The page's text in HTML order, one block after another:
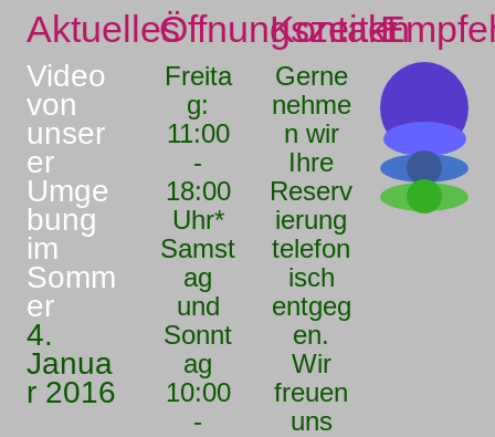
Aktuelles
Video
von
unser
er
Umge
bung
im
Somm
er
4.
Janua
r 2016
Öffnungszeiten
Freita
g:
11:00
-
18:00
Uhr*
Samst
ag
und
Sonnt
ag
10:00
-
Kontakt
Gerne
nehme
n wir
Ihre
Reserv
ierung
telefon
isch
entgeg
en.
Wir
freuen
uns